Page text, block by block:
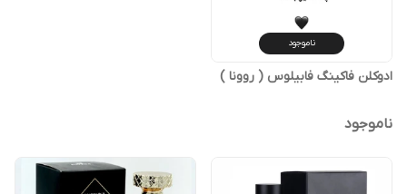
ناموجود
ادوکلن فاکینگ فابیلوس ( روونا )
ناموجود